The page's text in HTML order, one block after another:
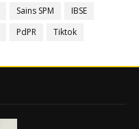
Sains SPM
IBSE
PdPR Tiktok